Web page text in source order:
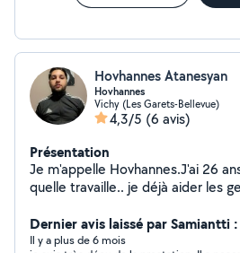
Hovhannes Atanesyan
Hovhannes
Vichy (Les Garets-Bellevue)
4,3/5 (6 avis)
Présentation
Je m'appelle Hovhannes.J'ai 26
quelle travaille.. je déjà aider les
Dernier avis laissé par Samiantti
Il y a plus de 6 mois